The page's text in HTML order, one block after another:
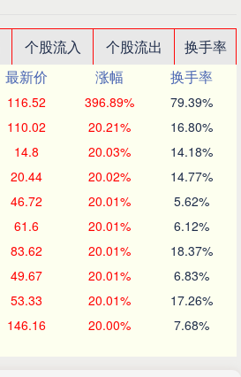
个股流入 个股流出
换手率
最新价 涨幅
换手率
116.52 396.89% 79.39%
110.02 20.21% 16.80%
14.8 20.03% 14.18%
20.44 20.02% 14.77%
46.72 20.01% 5.62%
61.6 20.01% 6.12%
83.62 20.01% 18.37%
49.67 20.01% 6.83%
53.33 20.01% 17.26%
146.16 20.00% 7.68%